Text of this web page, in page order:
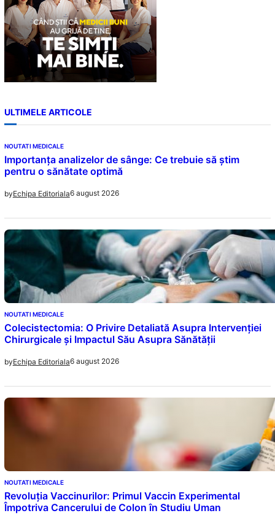
ULTIMELE ARTICOLE
NOUTATI MEDICALE
Importanța analizelor de sânge: Ce trebuie să știm
pentru o sănătate optimă
byEchipa Editoriala6 august 2026
NOUTATI MEDICALE
Colecistectomia: O Privire Detaliată Asupra Intervenției
Chirurgicale și Impactul Său Asupra Sănătății
byEchipa Editoriala6 august 2026
NOUTATI MEDICALE
Revoluția Vaccinurilor: Primul Vaccin Experimental
Împotriva Cancerului de Colon în Studiu Uman